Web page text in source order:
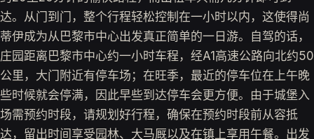
达。从门到门，整个行程轻松控制在一小时以内，这使得尚
蒂伊成为从巴黎市中心出发真正简单的一日游。自驾的话，
庄园距离巴黎市中心约一小时车程，经A1高速公路向北约50
公里，大门附近有停车场；在旺季，最近的停车位在上午晚
些时候就会停满，因此早些到达停车会更方便。由于城堡入
场需预约时段，请规划好行程，确保在预约时段前从容抵
达，留出时间享受园林、大马厩以及在镇上享用午餐。出发